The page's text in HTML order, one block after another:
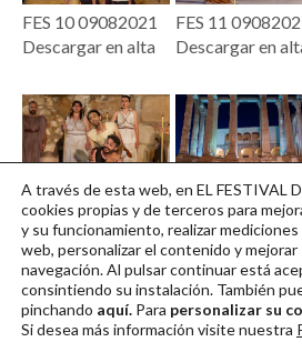
FES 10 09082021
Descargar en alta
FES 11
Descargar en
FES 13 09082021
Descargar en alta
FES 16
Descargar en
A través de esta web, en EL FESTIVAL
cookies propias y de terceros para
y su funcionamiento, realizar
web, personalizar el contenido y
navegación. Al pulsar continuarestá
consintiendo su instalación. También
pinchando aquí. Para personalizar su
Si desea más información visite nuestra